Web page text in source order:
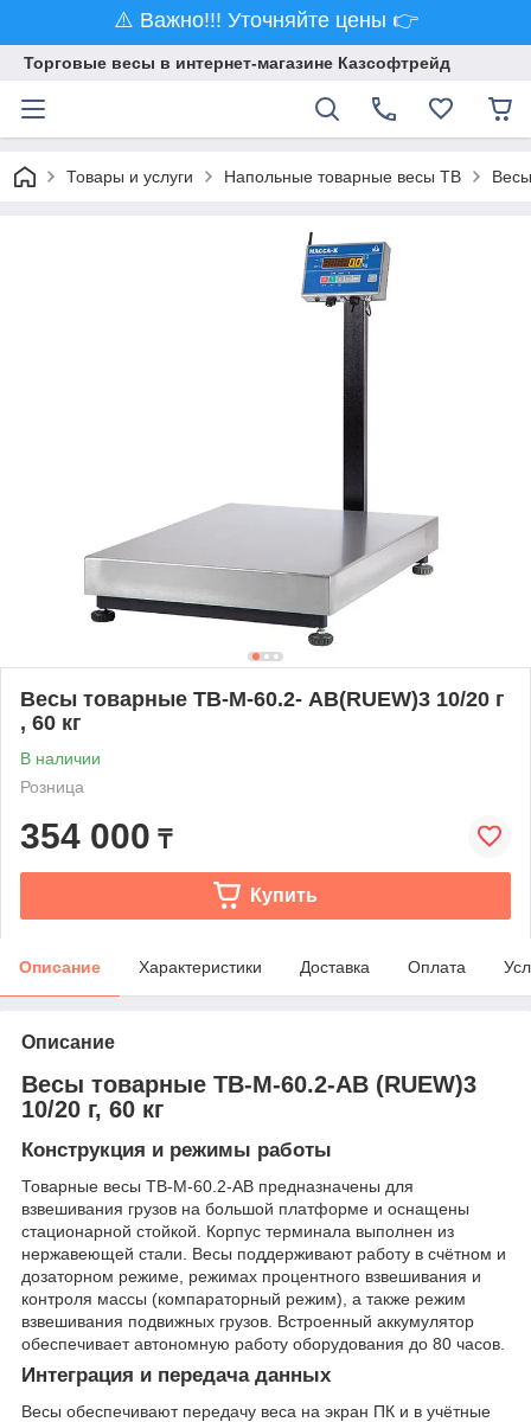
⚠️ Важно!!! Уточняйте цены 👉
Торговые весы в интернет-магазине Казсофтрейд
Товары и услуги Напольные товарные весы ТВ
Весы товарные TB-М-60.2- AВ(RUEW)3 10/20 г
, 60 кг
В наличии
Розница
354 000 ₸
Купить
Описание Характеристики Доставка Оплата
Описание
Весы товарные TB-М-60.2-AВ (RUEW)3
10/20 г, 60 кг
Конструкция и режимы работы
Товарные весы TB-М-60.2-AВ предназначены для
взвешивания грузов на большой платформе и оснащены
стационарной стойкой. Корпус терминала выполнен из
нержавеющей стали. Весы поддерживают работу в счётном и
дозаторном режиме, режимах процентного взвешивания и
контроля массы (компараторный режим), а также режим
взвешивания подвижных грузов. Встроенный аккумулятор
обеспечивает автономную работу оборудования до 80 часов.
Интеграция и передача данных
Весы обеспечивают передачу веса на экран ПК и в учётные